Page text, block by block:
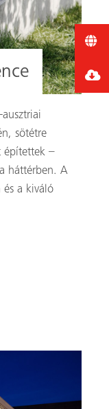
sötétre
építettek –
háttérben. A
és a kiváló